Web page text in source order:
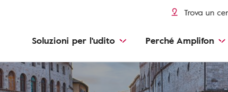
Trova un
Soluzioni per l'udito Perché Amplifon